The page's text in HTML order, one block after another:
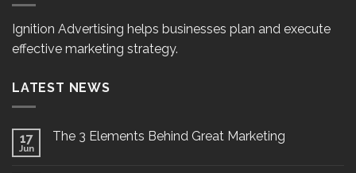
Ignition Advertising helps businesses plan and execute
effective marketing strategy.
LATEST NEWS
17
Jun
The 3 Elements Behind Great Marketing